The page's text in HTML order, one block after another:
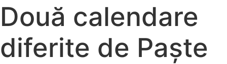
Două calendare
diferite de Paște